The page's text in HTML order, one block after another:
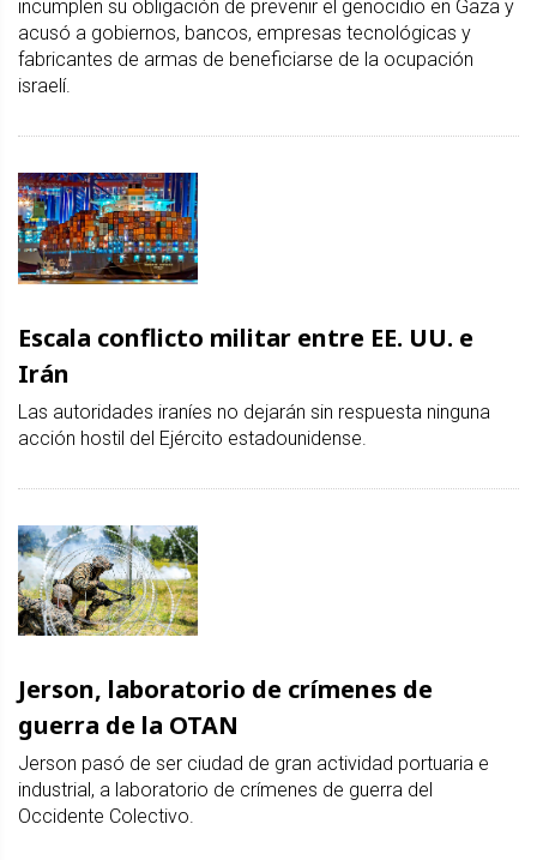
incumplen su obligación de prevenir el genocidio en Gaza y
acusó a gobiernos, bancos, empresas tecnológicas y
fabricantes de armas de beneficiarse de la ocupación
israelí.
Escala conflicto militar entre EE. UU. e
Irán
Las autoridades iraníes no dejarán sin respuesta ninguna
acción hostil del Ejército estadounidense.
Jerson, laboratorio de crímenes de
guerra de la OTAN
Jerson pasó de ser ciudad de gran actividad portuaria e
industrial, a laboratorio de crímenes de guerra del
Occidente Colectivo.